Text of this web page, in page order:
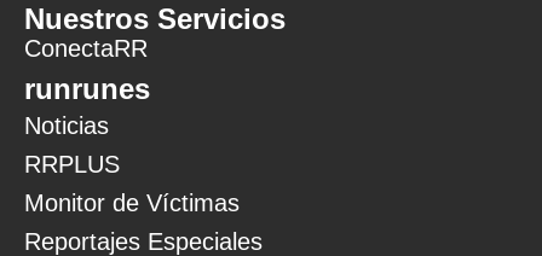
Nuestros Servicios
ConectaRR
runrunes
Noticias
RRPLUS
Monitor de Víctimas
Reportajes Especiales